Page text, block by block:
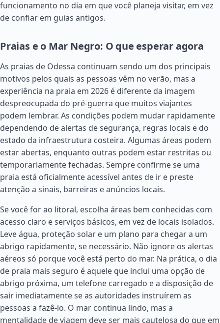
funcionamento no dia em que você planeja visitar, em vez
de confiar em guias antigos.
Praias e o Mar Negro: O que esperar agora
As praias de Odessa continuam sendo um dos principais
motivos pelos quais as pessoas vêm no verão, mas a
experiência na praia em 2026 é diferente da imagem
despreocupada do pré-guerra que muitos viajantes
podem lembrar. As condições podem mudar rapidamente
dependendo de alertas de segurança, regras locais e do
estado da infraestrutura costeira. Algumas áreas podem
estar abertas, enquanto outras podem estar restritas ou
temporariamente fechadas. Sempre confirme se uma
praia está oficialmente acessível antes de ir e preste
atenção a sinais, barreiras e anúncios locais.
Se você for ao litoral, escolha áreas bem conhecidas com
acesso claro e serviços básicos, em vez de locais isolados.
Leve água, proteção solar e um plano para chegar a um
abrigo rapidamente, se necessário. Não ignore os alertas
aéreos só porque você está perto do mar. Na prática, o dia
de praia mais seguro é aquele que inclui uma opção de
abrigo próxima, um telefone carregado e a disposição de
sair imediatamente se as autoridades instruírem as
pessoas a fazê-lo. O mar continua lindo, mas a
mentalidade de viagem deve ser mais cautelosa do que em